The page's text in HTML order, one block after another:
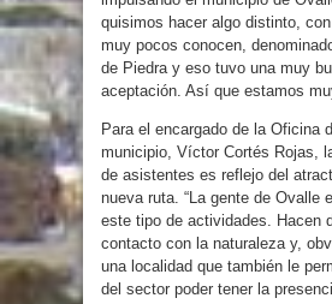
quisimos hacer algo distinto,
muy pocos conocen,
de Piedra y eso tuvo una muy
aceptación. Así que estamos
Para el encargado de la Oficina
municipio, Víctor Cortés Rojas,
de asistentes es reflejo del
nueva ruta. “La gente de Ovalle
este tipo de actividades. Hacen
contacto con la naturaleza y,
una localidad que también le
del sector poder tener la